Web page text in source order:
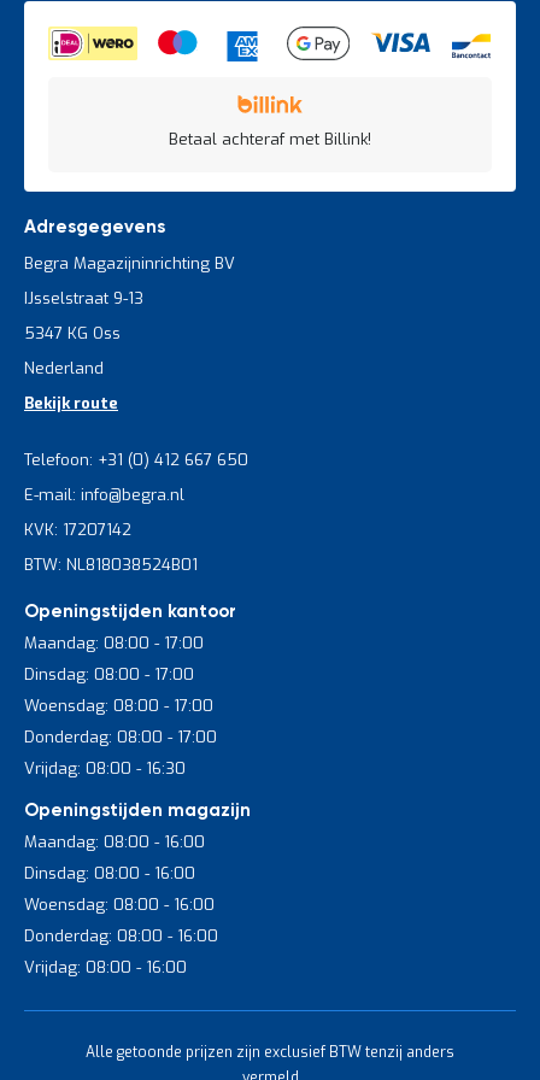
Betaal achteraf met Billink!
Adresgegevens
Begra Magazijninrichting BV
IJsselstraat 9-13
5347 KG Oss
Nederland
Bekijk route
Telefoon: +31 (0) 412 667 650
E-mail: info@begra.nl
KVK: 17207142
BTW: NL818038524B01
Openingstijden kantoor
Maandag: 08:00 - 17:00
Dinsdag: 08:00 - 17:00
Woensdag: 08:00 - 17:00
Donderdag: 08:00 - 17:00
Vrijdag: 08:00 - 16:30
Openingstijden magazijn
Maandag: 08:00 - 16:00
Dinsdag: 08:00 - 16:00
Woensdag: 08:00 - 16:00
Donderdag: 08:00 - 16:00
Vrijdag: 08:00 - 16:00
Alle getoonde prijzen zijn exclusief BTW tenzij anders